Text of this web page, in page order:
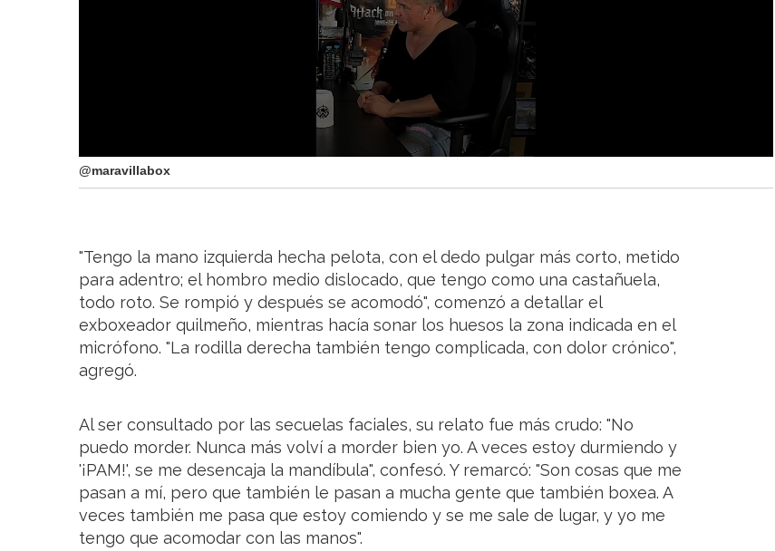
@maravillabox
"Tengo la mano izquierda hecha pelota, con el dedo pulgar más corto, metido
para adentro; el hombro medio dislocado, que tengo como una castañuela,
todo roto. Se rompió y después se acomodó", comenzó a detallar el
exboxeador quilmeño, mientras hacía sonar los huesos la zona indicada en el
micrófono. "La rodilla derecha también tengo complicada, con dolor crónico",
agregó.
Al ser consultado por las secuelas faciales, su relato fue más crudo: "No
puedo morder. Nunca más volví a morder bien yo. A veces estoy durmiendo y
'¡PAM!', se me desencaja la mandíbula", confesó. Y remarcó: "Son cosas que me
pasan a mí, pero que también le pasan a mucha gente que también boxea. A
veces también me pasa que estoy comiendo y se me sale de lugar, y yo me
tengo que acomodar con las manos".